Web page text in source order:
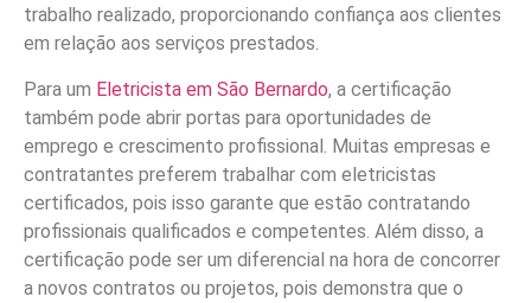
trabalho realizado, proporcionando confiança aos clientes
em relação aos serviços prestados.
Para um Eletricista em São Bernardo, a certificação
também pode abrir portas para oportunidades de
emprego e crescimento profissional. Muitas empresas e
contratantes preferem trabalhar com eletricistas
certificados, pois isso garante que estão contratando
profissionais qualificados e competentes. Além disso, a
certificação pode ser um diferencial na hora de concorrer
a novos contratos ou projetos, pois demonstra que o